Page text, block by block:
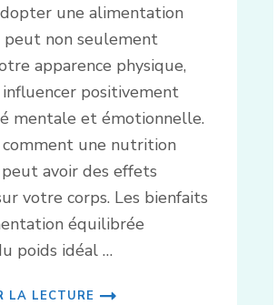
une alimentation
non seulement
apparence physique,
influencer positivement
mentale et émotionnelle.
comment une nutrition
avoir des effets
votre corps. Les bienfaits
équilibrée
poids idéal …
LA LECTURE